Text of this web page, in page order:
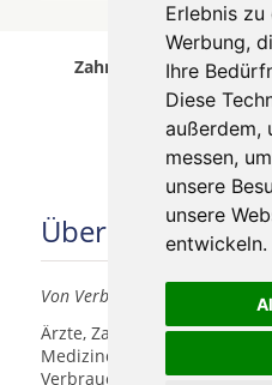
Erlebnis
Werbung,
Ihre
Diese
außerdem,
messen,
unsere
unsere
entwickeln.
Zahnärzte für
wurde am 06
Über uns
Von Verbrauchern für
Ärzte, Zahnärzte, Akustiker
Medizindienstleister haben
Verbrauchern vorzustellen.